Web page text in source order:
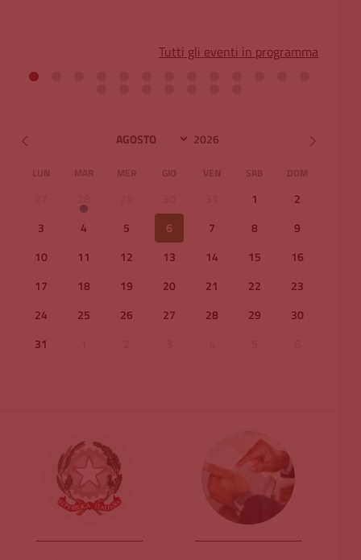
Tutti gli eventi in programma
1
2
3
4 5 6 7 8
9
10
11 12 13 14 15
16
17
18 19 20 21 22
23
24
25 26 27 28 29
30
31